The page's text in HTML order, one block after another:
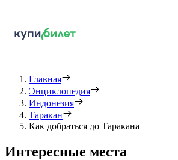
Главная
Энциклопедия
Индонезия
Таракан
Как добраться до Таракана
Интересные места